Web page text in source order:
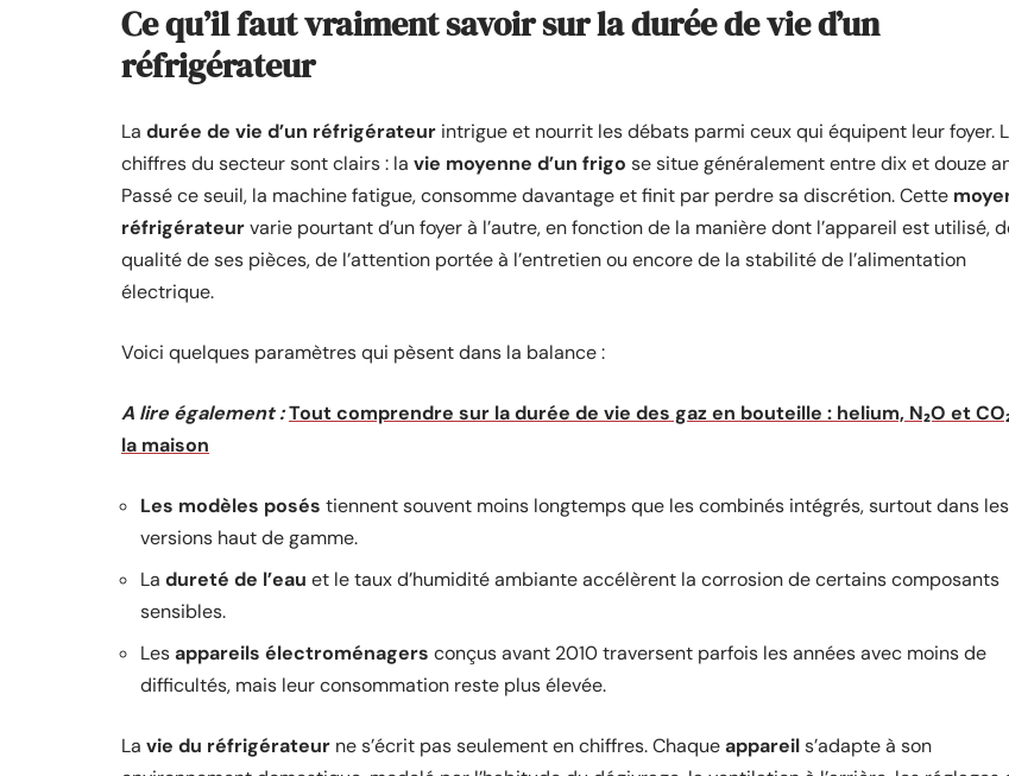
Ce qu’il faut vraiment savoir sur la durée de vie d’un
réfrigérateur
La durée de vie d’un réfrigérateur intrigue et nourrit les débats parmi ceux qui équipent leur foyer.
chiffres du secteur sont clairs : la vie moyenne d’un frigo se situe généralement entre dix et douze
Passé ce seuil, la machine fatigue, consomme davantage et finit par perdre sa discrétion. Cette
réfrigérateurvarie pourtant d’un foyer à l’autre, en fonction de la manière dont l’appareil est utilisé,
qualité de ses pièces, de l’attention portée à l’entretien ou encore de la stabilité de l’alimentation
électrique.
Voici quelques paramètres qui pèsent dans la balance :
A lire également :Tout comprendre sur la durée de vie des gaz en bouteille : helium, N₂O et
la maison
Les modèles posés tiennent souvent moins longtemps que les combinés intégrés, surtout dans les
versions haut de gamme.
La dureté de l’eau et le taux d’humidité ambiante accélèrent la corrosion de certains composants
sensibles.
Lesappareils électroménagers conçus avant 2010 traversent parfois les années avec moins de
difficultés, mais leur consommation reste plus élevée.
La vie du réfrigérateur ne s’écrit pas seulement en chiffres. Chaqueappareils’adapte à son